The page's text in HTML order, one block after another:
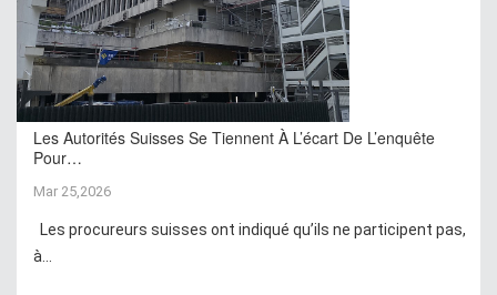
Les Autorités Suisses Se Tiennent À L’écart De L’enquête
Pour…
Mar 25,2026
Les procureurs suisses ont indiqué qu’ils ne participent pas,
à...